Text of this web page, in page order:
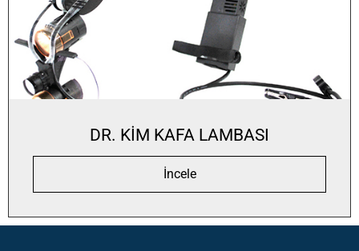
DR. KİM KAFA LAMBASI
İncele